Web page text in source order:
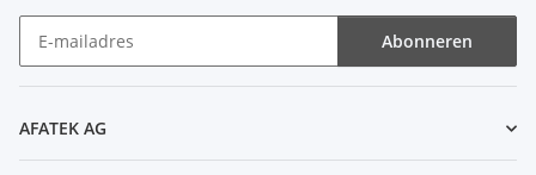
Abonneren
AFATEK AG